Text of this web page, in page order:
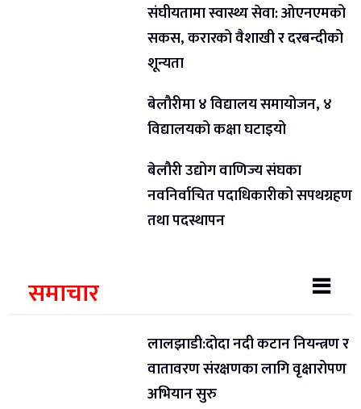
संघीयतामा स्वास्थ्य सेवा: ओएनएमको
सकस, करारको वैशाखी र दरबन्दीको
शून्यता
बेलौरीमा ४ विद्यालय समायोजन, ४
विद्यालयको कक्षा घटाइयो
बेलौरी उद्योग वाणिज्य संघका
नवनिर्वाचित पदाधिकारीको सपथग्रहण
तथा पदस्थापन
समाचार
लालझाडी:दोदा नदी कटान नियन्त्रण र
वातावरण संरक्षणका लागि वृक्षारोपण
अभियान सुरु